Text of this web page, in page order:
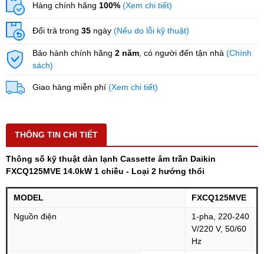
Hàng chính hãng 100% (Xem chi tiết)
Đổi trả trong 35 ngày (Nếu do lỗi kỹ thuật)
Bảo hành chính hãng 2 năm , có người đến tận nhà (Chính
sách)
Giao hàng miễn phí (Xem chi tiết)
THÔNG TIN CHI TIẾT
Thông số kỹ thuật dàn lạnh Cassette âm trần Daikin
FXCQ125MVE 14.0kW 1 chiều - Loại 2 hướng thổi
MODEL
FXCQ125MVE
Nguồn điện
1-pha, 220-240
V/220 V, 50/60
Hz